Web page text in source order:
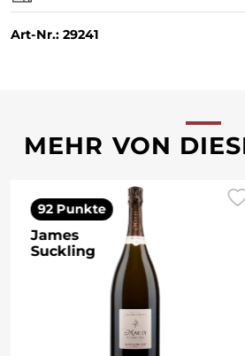
Art-Nr.: 29241
MEHR VON
92 Punkte
James
Suckling